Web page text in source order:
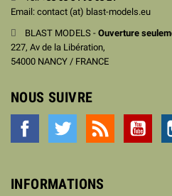
Email: contact (at) blast-models.eu
BLAST MODELS - Ouverture
227, Av de la Libération,
54000 NANCY / FRANCE
NOUS SUIVRE
Facebook Twitter
INFORMATIONS